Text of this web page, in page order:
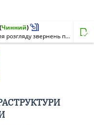
(Чинний)
Протокол N 111 засідання Комісії для розгляду звернень перевізників та прийняття рішень про відкриття, закриття, внесення змін до функціонуючого маршруту, продовження дії дозволу на регулярних міжнародних автомобільних маршрутах загального користування